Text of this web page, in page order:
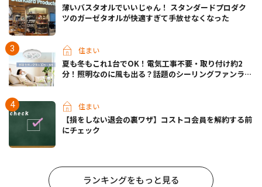
薄いバスタオルでいいじゃん！ スタンダードプロダク
ツのガーゼタオルが快適すぎて手放せなくなった
住まい
夏も冬もこれ1台でOK！電気工事不要・取り付け約2
分！照明なのに風も出る？話題のシーリングファンライ
住まい
【損をしない退会の裏ワザ】コストコ会員を解約する前
にチェック
ランキングをもっと見る